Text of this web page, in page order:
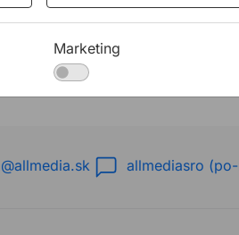
allmediasro
Marketing